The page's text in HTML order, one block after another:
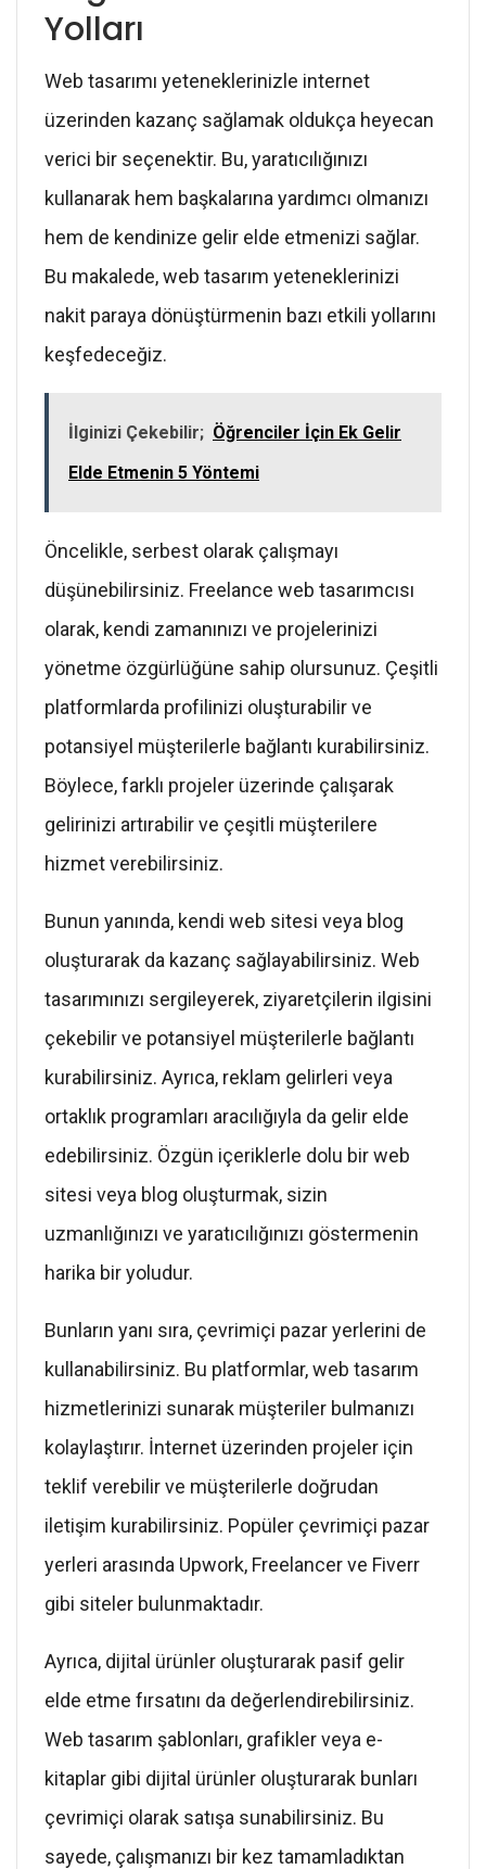
Yolları
Web tasarımı yeteneklerinizle internet
üzerinden kazanç sağlamak oldukça heyecan
verici bir seçenektir. Bu, yaratıcılığınızı
kullanarak hem başkalarına yardımcı olmanızı
hem de kendinize gelir elde etmenizi sağlar.
Bu makalede, web tasarım yeteneklerinizi
nakit paraya dönüştürmenin bazı etkili yollarını
keşfedeceğiz.
İlginizi Çekebilir; Öğrenciler İçin Ek Gelir
Elde Etmenin 5 Yöntemi
Öncelikle, serbest olarak çalışmayı
düşünebilirsiniz. Freelance web tasarımcısı
olarak, kendi zamanınızı ve projelerinizi
yönetme özgürlüğüne sahip olursunuz. Çeşitli
platformlarda profilinizi oluşturabilir ve
potansiyel müşterilerle bağlantı kurabilirsiniz.
Böylece, farklı projeler üzerinde çalışarak
gelirinizi artırabilir ve çeşitli müşterilere
hizmet verebilirsiniz.
Bunun yanında, kendi web sitesi veya blog
oluşturarak da kazanç sağlayabilirsiniz. Web
tasarımınızı sergileyerek, ziyaretçilerin ilgisini
çekebilir ve potansiyel müşterilerle bağlantı
kurabilirsiniz. Ayrıca, reklam gelirleri veya
ortaklık programları aracılığıyla da gelir elde
edebilirsiniz. Özgün içeriklerle dolu bir web
sitesi veya blog oluşturmak, sizin
uzmanlığınızı ve yaratıcılığınızı göstermenin
harika bir yoludur.
Bunların yanı sıra, çevrimiçi pazar yerlerini de
kullanabilirsiniz. Bu platformlar, web tasarım
hizmetlerinizi sunarak müşteriler bulmanızı
kolaylaştırır. İnternet üzerinden projeler için
teklif verebilir ve müşterilerle doğrudan
iletişim kurabilirsiniz. Popüler çevrimiçi pazar
yerleri arasında Upwork, Freelancer ve Fiverr
gibi siteler bulunmaktadır.
Ayrıca, dijital ürünler oluşturarak pasif gelir
elde etme fırsatını da değerlendirebilirsiniz.
Web tasarım şablonları, grafikler veya e-
kitaplar gibi dijital ürünler oluşturarak bunları
çevrimiçi olarak satışa sunabilirsiniz. Bu
sayede, çalışmanızı bir kez tamamladıktan